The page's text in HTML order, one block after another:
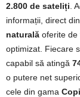
2.800 de sateliți .
informații, direct
naturală oferite de
optimizat. Fiecare
capabil să atingă
o putere net
cele din gama